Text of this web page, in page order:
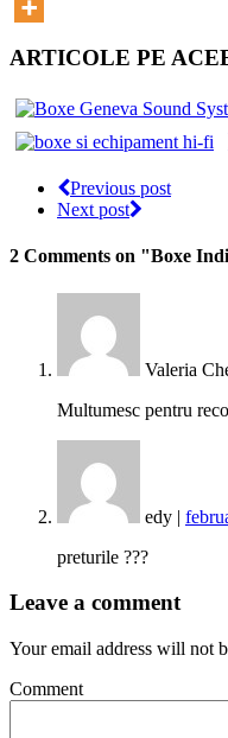
ARTICOLE PE
Previous post
Next post
2 Comments on "Boxe
Valeria
Multumesc pentru
edy |
preturile ???
Leave a comment
Your email address will not
Comment